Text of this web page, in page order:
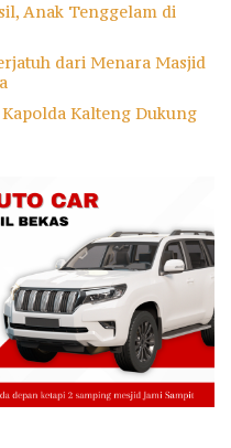
Anak Tenggelam di
dari Menara Masjid
Kalteng Dukung